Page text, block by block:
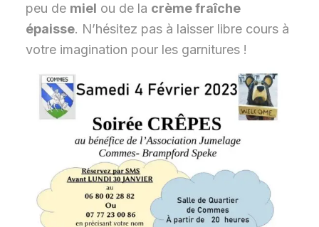
peu de miel ou de la crème fraîche
épaisse. N’hésitez pas à laisser libre cours à
votre imagination pour les garnitures !